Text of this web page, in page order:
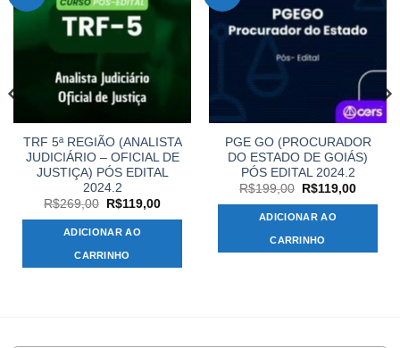
TRF 5ª REGIÃO (ANALISTA
JUDICIÁRIO – OFICIAL DE
JUSTIÇA) PÓS EDITAL
2024.2
R$269,00
O
original
era:
R$269,00.
R$119,00O
ADICIONAR AO
CARRINHO
PGE GO (PROCURADOR
DO ESTADO DE GOIÁS)
PÓS EDITAL 2024.2
R$199,00
O
original
era:
R$199,00.
R$119,00O
ADICIONAR AO
CARRINHO